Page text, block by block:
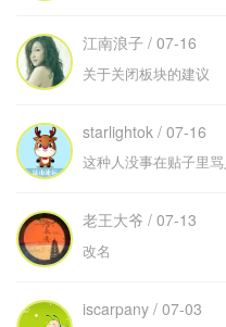
江南浪子 / 07-16
关于关闭板块的建议
starlightok / 07-16
这种人没事在贴子里
老王大爷 / 07-13
改名
iscarpany / 07-03